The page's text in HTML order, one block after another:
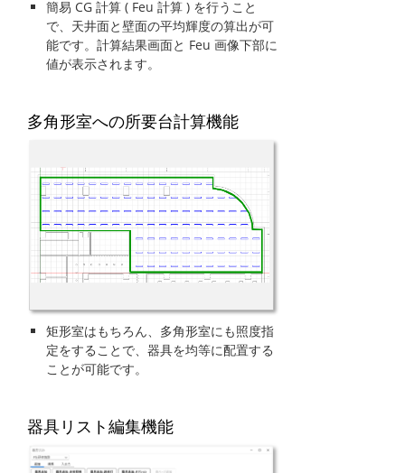
簡易 CG 計算 ( Feu 計算 ) を行うこと
で、天井面と壁面の平均輝度の算出が可
能です。計算結果画面と Feu 画像下部に
値が表示されます。
多角形室への所要台計算機能
矩形室はもちろん、多角形室にも照度指
定をすることで、器具を均等に配置する
ことが可能です。
器具リスト編集機能